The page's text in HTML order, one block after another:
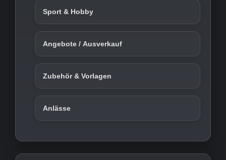
Sport & Hobby
Angebote / Ausverkauf
Zubehör & Vorlagen
Anlässe